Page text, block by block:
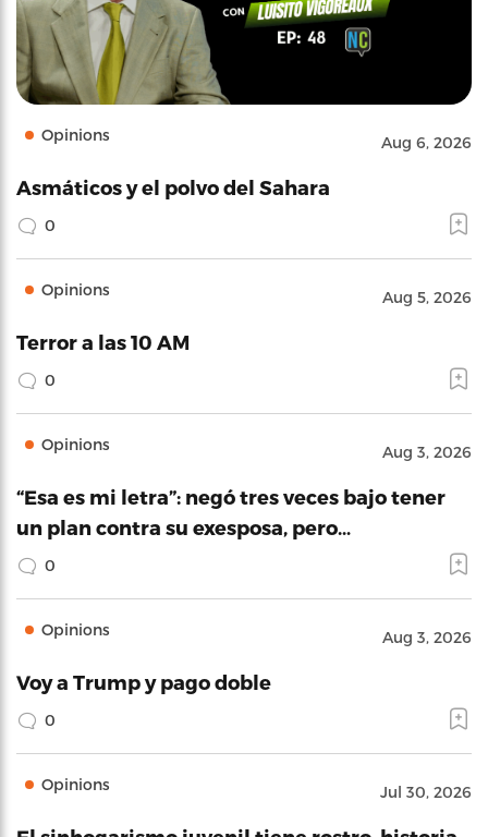
Opinions Aug 6, 2026
Asmáticos y el polvo del Sahara
0
Opinions Aug 5, 2026
Terror a las 10 AM
0
Opinions Aug 3, 2026
“Esa es mi letra”: negó tres veces bajo tener
un plan contra su exesposa, pero…
0
Opinions Aug 3, 2026
Voy a Trump y pago doble
0
Opinions Jul 30, 2026